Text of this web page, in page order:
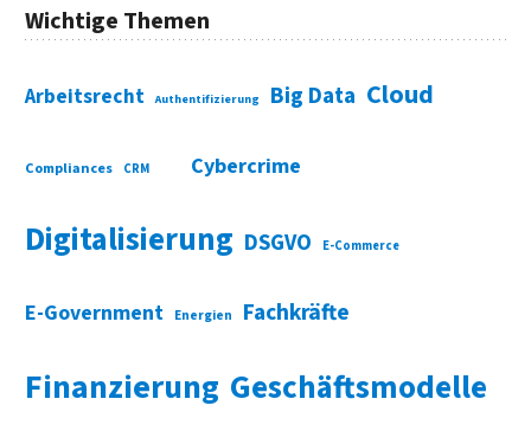
Wichtige Themen
Arbeitsrecht Authentifizierung Big Data Cloud
Compliances CRM Cybercrime
Digitalisierung DSGVO E-Commerce
E-Government Energien Fachkräfte
Finanzierung Geschäftsmodelle